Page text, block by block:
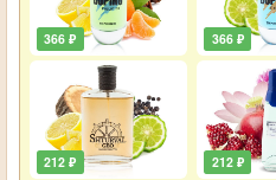
366 ₽
212 ₽
366 ₽
212 ₽